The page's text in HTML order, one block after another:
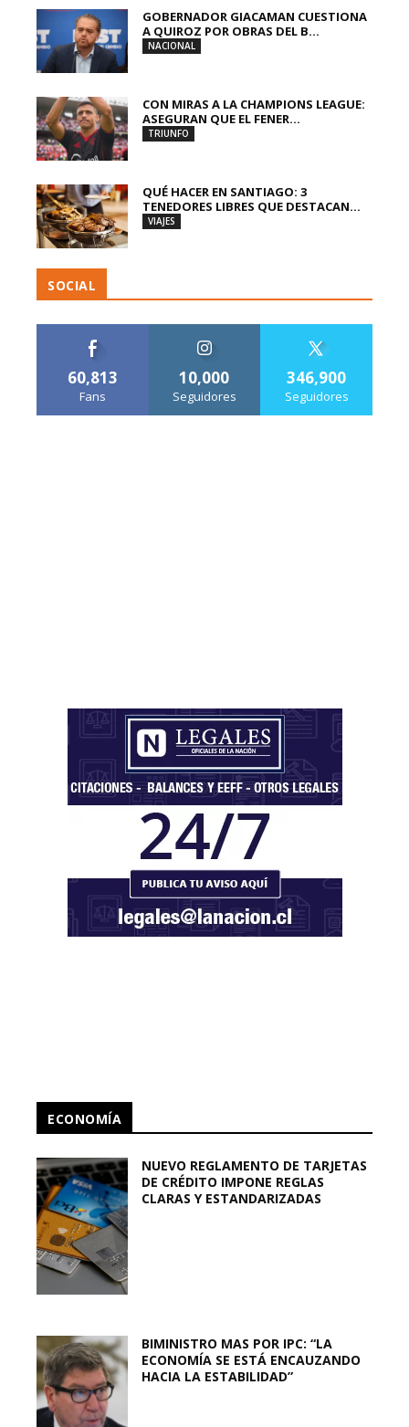
GOBERNADOR GIACAMAN CUESTIONA
A QUIROZ POR OBRAS DEL B...
NACIONAL
CON MIRAS A LA CHAMPIONS LEAGUE:
ASEGURAN QUE EL FENER...
TRIUNFO
QUÉ HACER EN SANTIAGO: 3
TENEDORES LIBRES QUE DESTACAN...
VIAJES
SOCIAL
60,813
Fans
10,000
Seguidores
346,900
Seguidores
ECONOMÍA
NUEVO REGLAMENTO DE TARJETAS
DE CRÉDITO IMPONE REGLAS
CLARAS Y ESTANDARIZADAS
BIMINISTRO MAS POR IPC: “LA
ECONOMÍA SE ESTÁ ENCAUZANDO
HACIA LA ESTABILIDAD”